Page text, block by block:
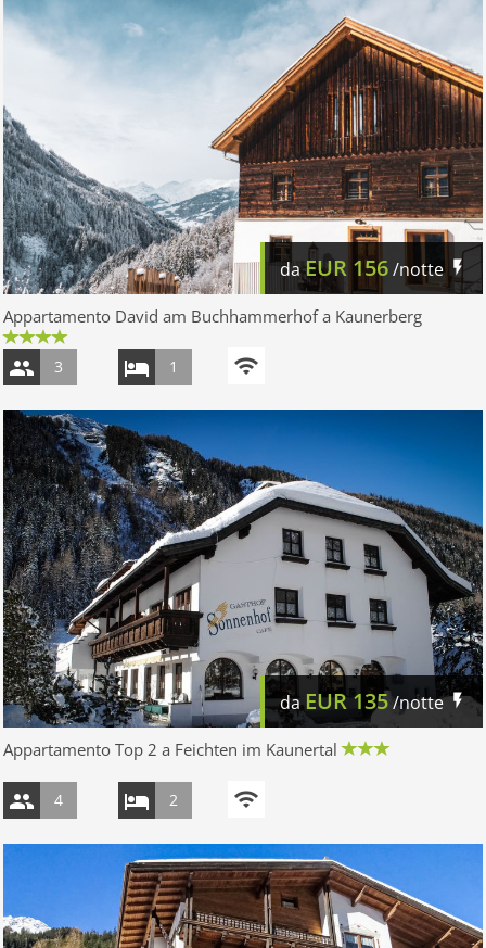
daEUR 156/notte
Appartamento David am Buchhammerhof a Kaunerberg
3 1
daEUR135/notte
Appartamento Top 2 a Feichten im Kaunertal
4 2